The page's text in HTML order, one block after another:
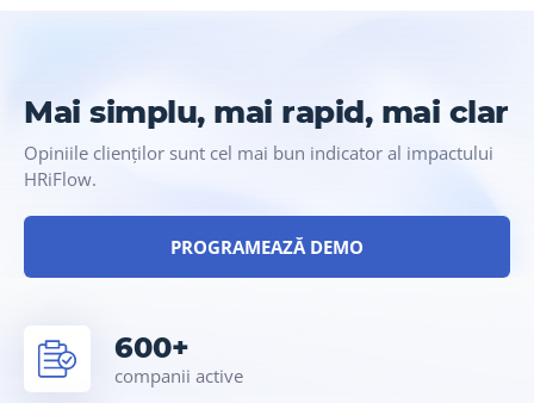
Mai simplu, mai rapid, mai clar
Opiniile clienților sunt cel mai bun indicator al impactului
HRiFlow.
PROGRAMEAZĂ DEMO
600+
companii active